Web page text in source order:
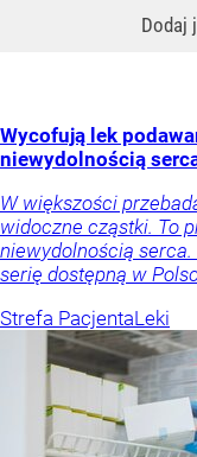
Dodaj
Wycofują lek
niewydolnością
W większości
widoczne cząstki. To
niewydolnością serca.
serię dostępną w
Strefa PacjentaLeki